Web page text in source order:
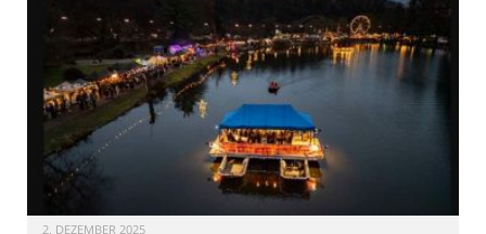
2. DEZEMBER 2025